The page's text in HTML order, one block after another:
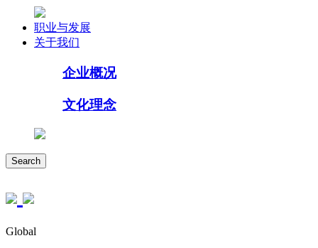
职业与发展
关于我们
企业概况
文化理念
Search
Global